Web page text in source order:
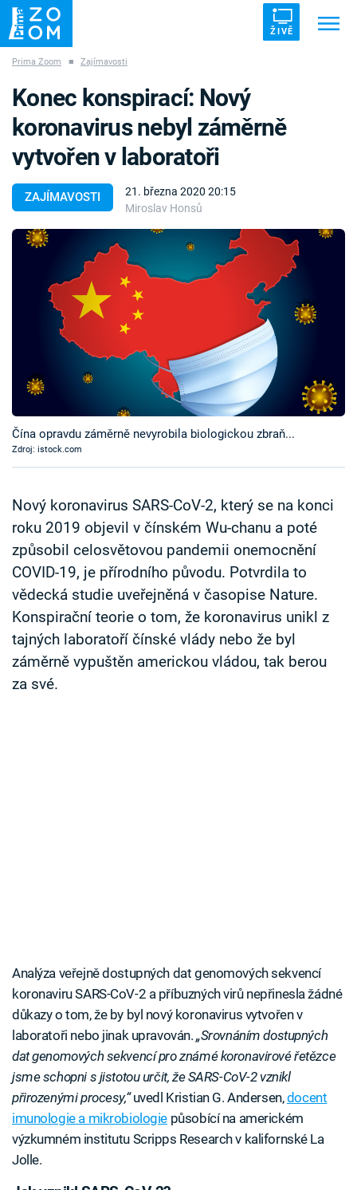
ŽIVĚ
ZÁHADY VETŘELCI DÁVNOVĚKU
Témata
Pořady
TV Program
Časopis
Sledujte prima+
Sledujte nás
Prima Zoom ■ Zajímavosti
ZAJÍMAVOSTI
21. března 2020 20:15
Miroslav Honsů
Konec konspirací: Nový
koronavirus nebyl záměrně
vytvořen v laboratoři
Čína opravdu záměrně nevyrobila biologickou zbraň...
Zdroj: istock.com
Nový koronavirus SARS-CoV-2, který se na konci
roku 2019 objevil v čínském Wu-chanu a poté
způsobil celosvětovou pandemii onemocnění
COVID-19, je přírodního původu. Potvrdila to
vědecká studie uveřejněná v časopise Nature.
Konspirační teorie o tom, že koronavirus unikl z
tajných laboratoří čínské vlády nebo že byl
záměrně vypuštěn americkou vládou, tak berou
za své.
Analýza veřejně dostupných dat genomových sekvencí
koronaviru SARS-CoV-2 a příbuzných virů nepřinesla žádné
důkazy o tom, že by byl nový koronavirus vytvořen v
laboratoři nebo jinak upravován.„Srovnáním dostupných
dat genomových sekvencí pro známé koronavirové řetězce
jsme schopni s jistotou určit, že SARS-CoV-2 vznikl
přirozenými procesy,“uvedl Kristian G. Andersen,docent
imunologie a mikrobiologie působící na americkém
výzkumném institutu Scripps Research v kalifornské La
Jolle.